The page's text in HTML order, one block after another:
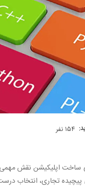
۱۵۴ نفر
ساخت اپلیکیشن نقش
پیچیده تجاری، انتخاب